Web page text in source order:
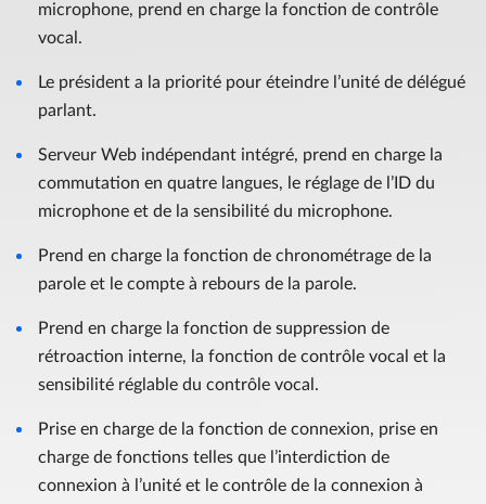
microphone, prend en charge la fonction de contrôle
vocal.
Le président a la priorité pour éteindre l’unité de délégué
parlant.
Serveur Web indépendant intégré, prend en charge la
commutation en quatre langues, le réglage de l’ID du
microphone et de la sensibilité du microphone.
Prend en charge la fonction de chronométrage de la
parole et le compte à rebours de la parole.
Prend en charge la fonction de suppression de
rétroaction interne, la fonction de contrôle vocal et la
sensibilité réglable du contrôle vocal.
Prise en charge de la fonction de connexion, prise en
charge de fonctions telles que l’interdiction de
connexion à l’unité et le contrôle de la connexion à